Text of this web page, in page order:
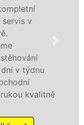
služby
celém okresu
franchisové sítě
Nabízíme